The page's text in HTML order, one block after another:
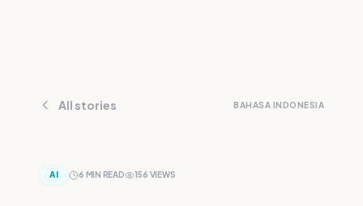
All stories BAHASA INDONESIA
AI 6 MIN READ 156 VIEWS